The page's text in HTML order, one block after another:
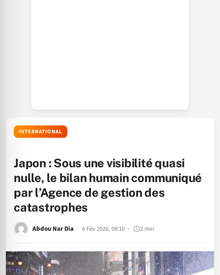
INTERNATIONAL
Japon : Sous une visibilité quasi
nulle, le bilan humain communiqué
par l’Agence de gestion des
catastrophes
Abdou Nar Dia 6 Fév 2026, 09:10 2 min